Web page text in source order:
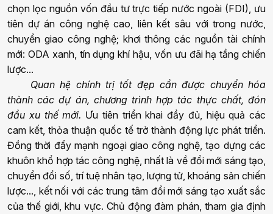
chọn lọc nguồn vốn đầu tư trực tiếp nước ngoài (FDI), ưu
tiên dự án công nghệ cao, liên kết sâu với trong nước,
chuyển giao công nghệ; khơi thông các nguồn tài chính
mới: ODA xanh, tín dụng khí hậu, vốn ưu đãi hạ tầng chiến
lược...
Quan hệ chính trị tốt đẹp cần được chuyển hóa
thành các dự án, chương trình hợp tác thực chất, đón
đầu xu thế mới. Ưu tiên triển khai đầy đủ, hiệu quả các
cam kết, thỏa thuận quốc tế trở thành động lực phát triển.
Đồng thời đẩy mạnh ngoại giao công nghệ, tạo dựng các
khuôn khổ hợp tác công nghệ, nhất là về đổi mới sáng tạo,
chuyển đổi số, trí tuệ nhân tạo, lượng tử, khoáng sản chiến
lược..., kết nối với các trung tâm đổi mới sáng tạo xuất sắc
của thế giới, khu vực. Chủ động đàm phán, tham gia định